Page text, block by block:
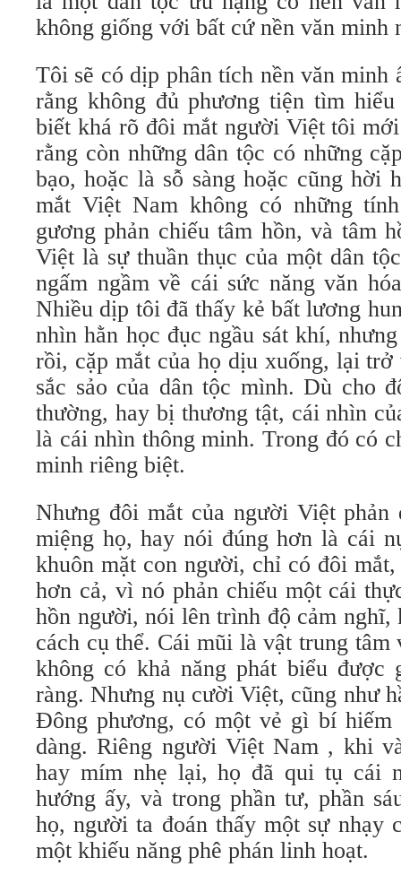
không giống với bất cứ nền văn minh
Tôi sẽ có dịp phân tích nền văn minh
rằng không đủ phương tiện tìm
biết khá rõ đôi mắt người Việt tôi
rằng còn những dân tộc có những
bạo, hoặc là sỗ sàng hoặc cũng hời
mắt Việt Nam không có những
gương phản chiếu tâm hồn, và tâm
Việt là sự thuần thục của một dân
ngấm ngầm về cái sức năng văn
Nhiều dịp tôi đã thấy kẻ bất lương
nhìn hằn học đục ngầu sát khí,
rồi, cặp mắt của họ dịu xuống, lại
sắc sảo của dân tộc mình. Dù cho
thường, hay bị thương tật, cái nhìn
là cái nhìn thông minh. Trong đó có
minh riêng biệt.
Nhưng đôi mắt của người Việt
miệng họ, hay nói đúng hơn là cái
khuôn mặt con người, chỉ có đôi
hơn cả, vì nó phản chiếu một cái
hồn người, nói lên trình độ cảm nghĩ,
cách cụ thể. Cái mũi là vật trung tâm
không có khả năng phát biểu
ràng. Nhưng nụ cười Việt, cũng như
Đông phương, có một vẻ gì bí hiếm
dàng. Riêng người Việt Nam , khi
hay mím nhẹ lại, họ đã qui tụ cái
hướng ấy, và trong phần tư, phần
họ, người ta đoán thấy một sự nhạy
một khiếu năng phê phán linh hoạt.